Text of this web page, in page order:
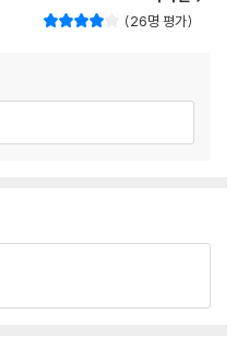
26명 평가